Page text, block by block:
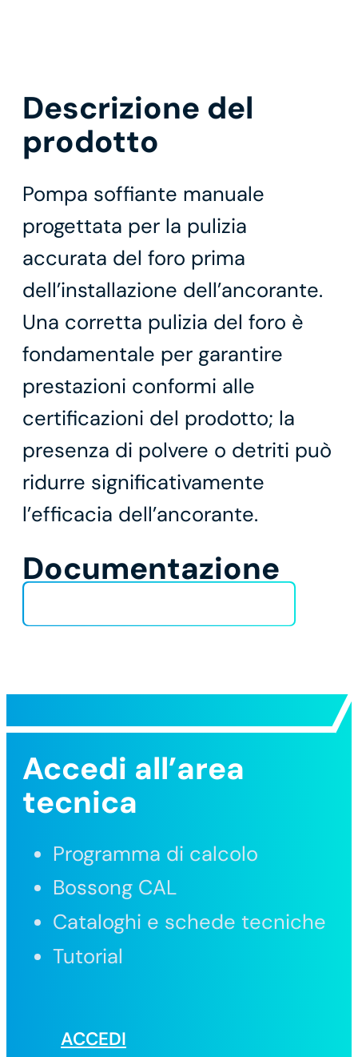
Descrizione del
prodotto
Pompa soffiante manuale
progettata per la pulizia
accurata del foro prima
dell’installazione dell’ancorante.
Una corretta pulizia del foro è
fondamentale per garantire
prestazioni conformi alle
certificazioni del prodotto; la
presenza di polvere o detriti può
ridurre significativamente
l’efficacia dell’ancorante.
Documentazione
Accedi all’area
tecnica
Programma di calcolo
Bossong CAL
Cataloghi e schede tecniche
Tutorial
ACCEDI